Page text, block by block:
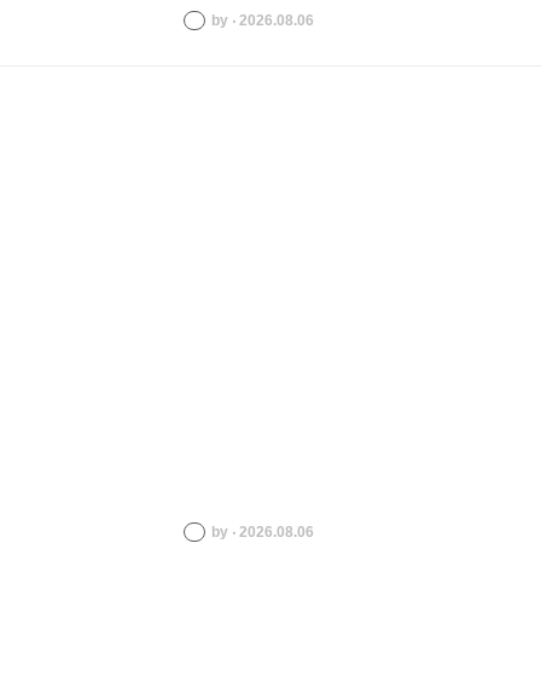
by ‧ 2026.08.06
by ‧ 2026.08.06